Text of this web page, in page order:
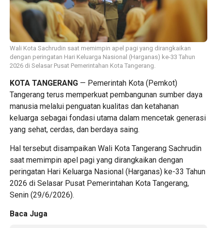
Wali Kota Sachrudin saat memimpin apel pagi yang dirangkaikan
dengan peringatan Hari Keluarga Nasional (Harganas) ke-33 Tahun
2026 di Selasar Pusat Pemerintahan Kota Tangerang.
KOTA TANGERANG — Pemerintah Kota (Pemkot)
Tangerang terus memperkuat pembangunan sumber daya
manusia melalui penguatan kualitas dan ketahanan
keluarga sebagai fondasi utama dalam mencetak generasi
yang sehat, cerdas, dan berdaya saing.
Hal tersebut disampaikan Wali Kota Tangerang Sachrudin
saat memimpin apel pagi yang dirangkaikan dengan
peringatan Hari Keluarga Nasional (Harganas) ke-33 Tahun
2026 di Selasar Pusat Pemerintahan Kota Tangerang,
Senin (29/6/2026).
Baca Juga